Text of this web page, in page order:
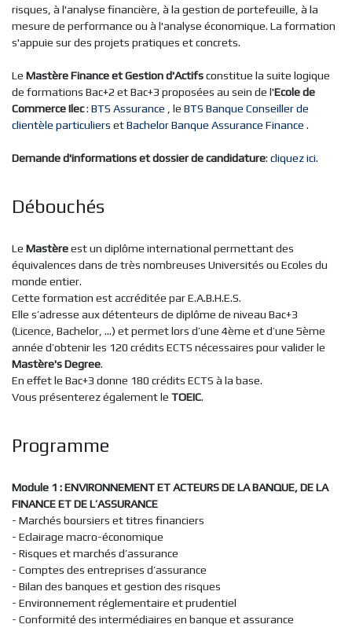
risques, à l'analyse financière, à la gestion de portefeuille, à la
mesure de performance ou à l'analyse économique. La formation
s'appuie sur des projets pratiques et concrets.
Le Mastère Finance et Gestion d'Actifsconstitue la suite logique
de formations Bac+2 et Bac+3 proposées au sein de l'Ecole de
Commerce Ilec: BTS Assurance , le BTS Banque Conseiller de
clientèle particuliers etBachelor Banque Assurance Finance .
Demande d'informations et dossier de candidature: cliquez ici.
Débouchés
Le Mastèreest un diplôme international permettant des
équivalences dans de très nombreuses Universités ou Ecoles du
monde entier.
Cette formation est accréditée par E.A.B.H.E.S.
Elle s’adresse aux détenteurs de diplôme de niveau Bac+3
(Licence, Bachelor, ...) et permet lors d’une 4ème et d’une 5ème
année d’obtenir les 120 crédits ECTS nécessaires pour valider le
Mastère's Degree.
En effet le Bac+3 donne 180 crédits ECTS à la base.
Vous présenterez également le TOEIC.
Programme
Module 1 : ENVIRONNEMENT ET ACTEURS DE LA BANQUE, DE LA
FINANCE ET DE L’ASSURANCE
- Marchés boursiers et titres financiers
- Eclairage macro-économique
- Risques et marchés d’assurance
- Comptes des entreprises d’assurance
- Bilan des banques et gestion des risques
- Environnement réglementaire et prudentiel
- Conformité des intermédiaires en banque et assurance